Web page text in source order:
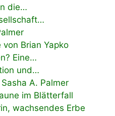
die…
Brian Yapko
Eine…
und…
A. Palmer
im Blätterfall
wachsendes Erbe